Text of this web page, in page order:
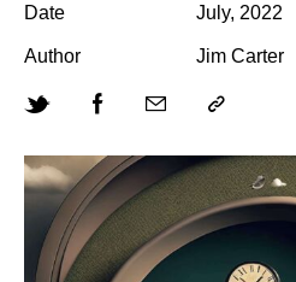
Date July, 2022
Author Jim Carter